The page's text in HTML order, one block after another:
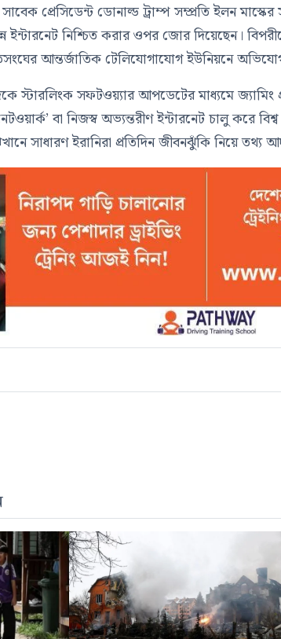
সাবেক প্রেসিডেন্ট ডোনাল্ড ট্রাম্প সম্প্রতি ইলন
ইন্টারনেট নিশ্চিত করার ওপর জোর দিয়েছেন।
আন্তর্জাতিক টেলিযোগাযোগ ইউনিয়নে
স্টারলিংক সফটওয়্যার আপডেটের মাধ্যমে
বা নিজস্ব অভ্যন্তরীণ ইন্টারনেট চালু করে
সাধারণ ইরানিরা প্রতিদিন জীবনঝুঁকি নিয়ে তথ্য